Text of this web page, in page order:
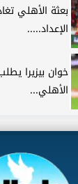
بعثة الأهلي
الإعداد.....
خوان بيزيرا
الأهلي...